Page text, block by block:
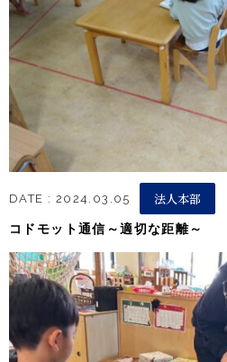
DATE : 2024.03.05 法人本部
コドモット通信～適切な距離～